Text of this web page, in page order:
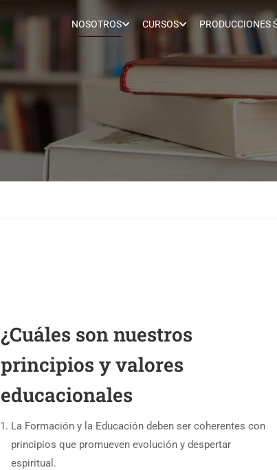
NOSOTROS CURSOS PRODUCCIONES
¿Cuáles son nuestros
principios y valores
educacionales
La Formación y la Educación deben ser coherentes con
principios que promueven evolución y despertar
espiritual.